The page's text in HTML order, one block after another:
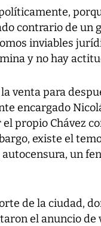
contrario de un
inviables
y no hay
venta para
encargado
propio Chávez
existe el
un
de la ciudad,
el anuncio de